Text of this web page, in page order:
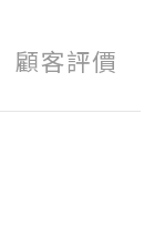
顧客評價